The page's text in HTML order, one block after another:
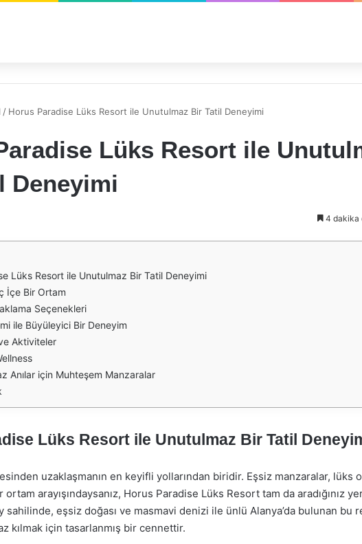
/ Horus Paradise Lüks Resort ile Unutulmaz Bir Tatil Deneyimi
Lüks Resort ile
Deneyimi
4 dakika
Lüks Resort ile Unutulmaz Bir Tatil Deneyimi
İçe Bir Ortam
Seçenekleri
ile Büyüleyici Bir Deneyim
Aktiviteler
Anılar için Muhteşem Manzaralar
Lüks Resort ile Unutulmaz Bir Tatil
uzaklaşmanın en keyifli yollarından biridir. Eşsiz manzaralar, lüks
arayışındaysanız, Horus Paradise Lüks Resort tam da aradığınız
sahilinde, eşsiz doğası ve masmavi denizi ile ünlü Alanya’da bulunan bu
kılmak için tasarlanmış bir cennettir.